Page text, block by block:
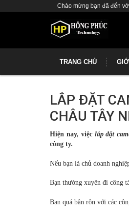
Chào mừng bạn đã đến
TRANG CHỦ
LẮP ĐẶT
CHÂU TÂY
Hiện nay, việc lắp đặt
công ty.
Nếu bạn là chủ doanh
Bạn thường xuyên đi công
Bạn quá bận rộn với các